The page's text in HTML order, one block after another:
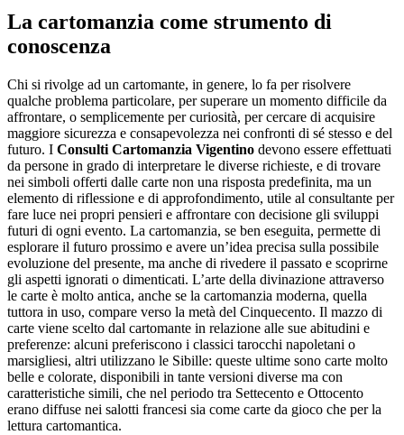
La cartomanzia come strumento di
conoscenza
Chi si rivolge ad un cartomante, in genere, lo fa per risolvere
qualche problema particolare, per superare un momento difficile da
affrontare, o semplicemente per curiosità, per cercare di acquisire
maggiore sicurezza e consapevolezza nei confronti di sé stesso e del
futuro. I Consulti Cartomanzia Vigentino devono essere effettuati
da persone in grado di interpretare le diverse richieste, e di trovare
nei simboli offerti dalle carte non una risposta predefinita, ma un
elemento di riflessione e di approfondimento, utile al consultante per
fare luce nei propri pensieri e affrontare con decisione gli sviluppi
futuri di ogni evento. La cartomanzia, se ben eseguita, permette di
esplorare il futuro prossimo e avere un’idea precisa sulla possibile
evoluzione del presente, ma anche di rivedere il passato e scoprirne
gli aspetti ignorati o dimenticati. L’arte della divinazione attraverso
le carte è molto antica, anche se la cartomanzia moderna, quella
tuttora in uso, compare verso la metà del Cinquecento. Il mazzo di
carte viene scelto dal cartomante in relazione alle sue abitudini e
preferenze: alcuni preferiscono i classici tarocchi napoletani o
marsigliesi, altri utilizzano le Sibille: queste ultime sono carte molto
belle e colorate, disponibili in tante versioni diverse ma con
caratteristiche simili, che nel periodo tra Settecento e Ottocento
erano diffuse nei salotti francesi sia come carte da gioco che per la
lettura cartomantica.